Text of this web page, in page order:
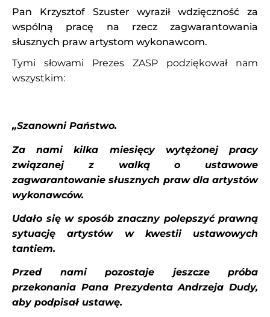
Pan Krzysztof Szuster wyraził wdzięczność za
wspólną pracę na rzecz zagwarantowania
słusznych praw artystom wykonawcom.
Tymi słowami Prezes ZASP podziękował nam
wszystkim:
„Szanowni Państwo.
Za nami kilka miesięcy wytężonej pracy
związanej z walką o ustawowe
zagwarantowanie słusznych praw dla artystów
wykonawców.
Udało się w sposób znaczny polepszyć prawną
sytuację artystów w kwestii ustawowych
tantiem.
Przed nami pozostaje jeszcze próba
przekonania Pana Prezydenta Andrzeja Dudy,
aby podpisał ustawę.